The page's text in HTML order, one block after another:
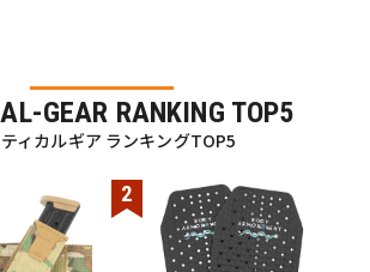
GEAR RANKING TOP5
ィカルギア ランキングTOP5